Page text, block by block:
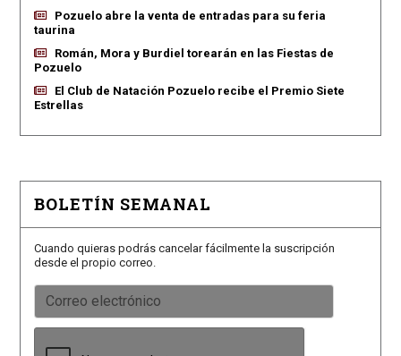
Pozuelo abre la venta de entradas para su feria
taurina
Román, Mora y Burdiel torearán en las Fiestas de
Pozuelo
El Club de Natación Pozuelo recibe el Premio Siete
Estrellas
BOLETÍN SEMANAL
Cuando quieras podrás cancelar fácilmente la suscripción
desde el propio correo.